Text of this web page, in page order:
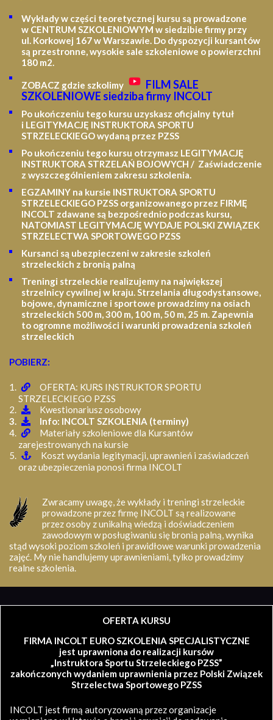
Wykłady w części teoretycznej kursu są prowadzone
w CENTRUM SZKOLENIOWYM w siedzibie firmy przy
ul. Korkowej 167 w Warszawie. Do dyspozycji kursantów
są przestronne, wysokie sale szkoleniowe o powierzchni
180 m2.
ZOBACZ gdzie szkolimy
FILM SALE
SZKOLENIOWE siedziba firmy INCOLT
Po ukończeniu tego kursu uzyskasz oficjalny tytuł
i LEGITYMACJĘ INSTRUKTORA SPORTU
STRZELECKIEGO wydaną przez PZSS
Po ukończeniu tego kursu otrzymasz LEGITYMACJĘ
INSTRUKTORA STRZELAŃ BOJOWYCH / Zaświadczenie
z wyszczególnieniem zakresu szkolenia.
EGZAMINY na kursie INSTRUKTORA SPORTU
STRZELECKIEGO PZSS organizowanego przez FIRMĘ
INCOLT zdawane są bezpośrednio podczas kursu,
NATOMIAST LEGITYMACJĘ WYDAJE POLSKI ZWIĄZEK
STRZELECTWA SPORTOWEGO PZSS
Kursanci są ubezpieczeni w zakresie szkoleń
strzeleckich z bronią palną
Treningi strzeleckie realizujemy na największej
strzelnicy cywilnej w kraju. Strzelania długodystansowe,
bojowe, dynamiczne i sportowe prowadzimy na osiach
strzeleckich 500 m, 300 m, 100 m, 50 m, 25 m. Zapewnia
to ogromne możliwości i warunki prowadzenia szkoleń
strzeleckich
POBIERZ:
OFERTA: KURS INSTRUKTOR SPORTU
STRZELECKIEGO PZSS
Kwestionariusz osobowy
Info: INCOLT SZKOLENIA (terminy)
Materiały szkoleniowe dla Kursantów
zarejestrowanych na kursie
Koszt wydania legitymacji, uprawnień i zaświadczeń
oraz ubezpieczenia ponosi firma INCOLT
Zwracamy uwagę, że wykłady i treningi strzeleckie
prowadzone przez firmę INCOLT są realizowane
przez osoby z unikalną wiedzą i doświadczeniem
zawodowym w posługiwaniu się bronią palną, wynika
stąd wysoki poziom szkoleń i prawidłowe warunki prowadzenia
zajęć. My nie handlujemy uprawnieniami, tylko prowadzimy
realne szkolenia.
OFERTA KURSU
FIRMA INCOLT EURO SZKOLENIA SPECJALISTYCZNE
jest uprawniona do realizacji kursów
„Instruktora Sportu Strzeleckiego PZSS”
zakończonych wydaniem uprawnienia przez Polski Związek
Strzelectwa Sportowego PZSS
INCOLT jest firmą autoryzowaną przez organizacje